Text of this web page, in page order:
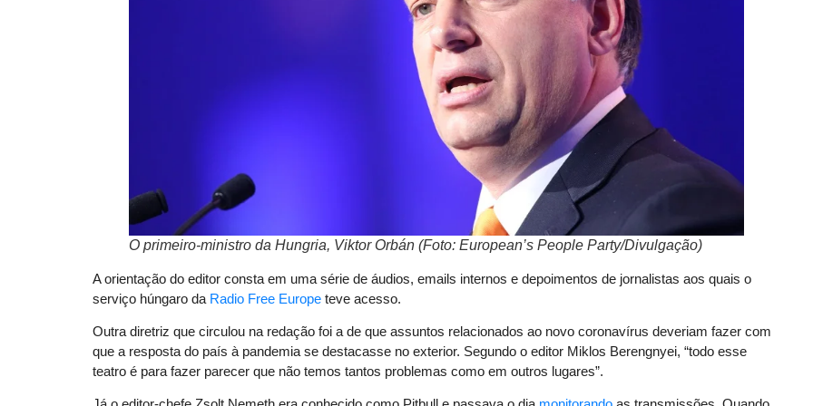
O primeiro-ministro da Hungria, Viktor Orbán (Foto: European’s People Party/Divulgação)
A orientação do editor consta em uma série de áudios, emails internos e depoimentos de jornalistas aos quais o
serviço húngaro da Radio Free Europe teve acesso.
Outra diretriz que circulou na redação foi a de que assuntos relacionados ao novo coronavírus deveriam fazer com
que a resposta do país à pandemia se destacasse no exterior. Segundo o editor Miklos Berengnyei, “todo esse
teatro é para fazer parecer que não temos tantos problemas como em outros lugares”.